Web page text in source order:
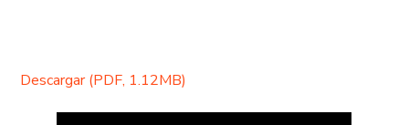
Descargar (PDF, 1.12MB)